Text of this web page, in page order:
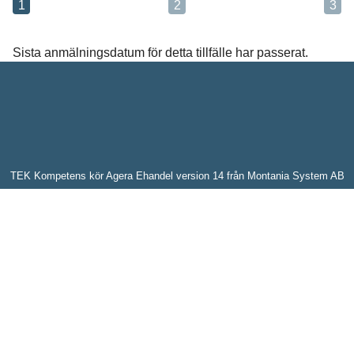
1 2 3
Sista anmälningsdatum för detta tillfälle har passerat.
TEK Kompetens kör Agera Ehandel version 14 från Montania System AB
Meddelande*